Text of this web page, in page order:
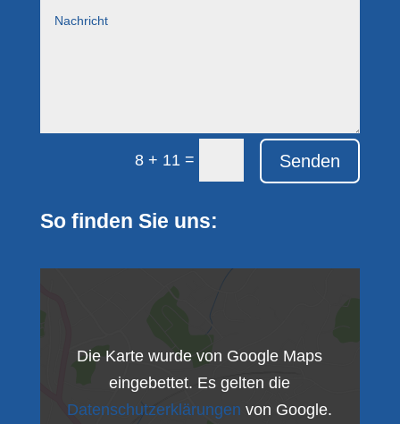
8 + 11 = Senden
So finden Sie uns:
Die Karte wurde von Google Maps
eingebettet. Es gelten die
Datenschutzerklärungen von Google.